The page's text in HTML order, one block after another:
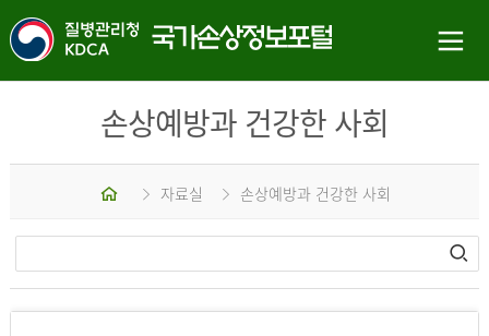
손상예방과 건강한 사회
홈 자료실 손상예방과 건강한 사회